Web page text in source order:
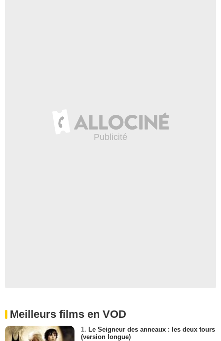
Meilleurs films en VOD
1. Le Seigneur des anneaux : les deux tours
(version longue)